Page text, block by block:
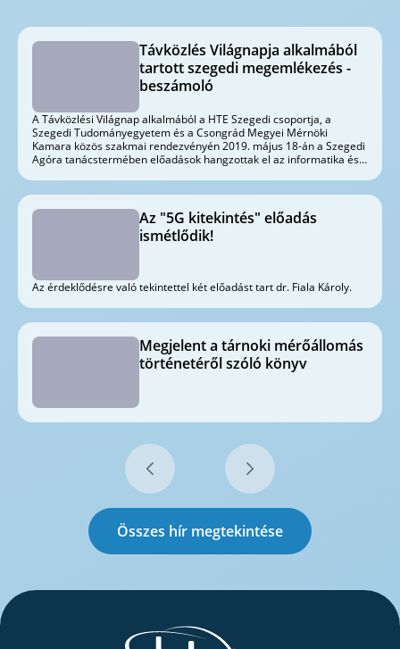
Távközlés Világnapja alkalmából
tartott szegedi megemlékezés -
beszámoló
A Távközlési Világnap alkalmából a HTE Szegedi csoportja, a
Szegedi Tudományegyetem és a Csongrád Megyei Mérnöki
Kamara közös szakmai rendezvényén 2019. május 18-án a Szegedi
Agóra tanácstermében előadások hangzottak el az informatika és a
Az "5G kitekintés" előadás
ismétlődik!
Az érdeklődésre való tekintettel két előadást tart dr. Fiala Károly.
Megjelent a tárnoki mérőállomás
történetéről szóló könyv
Összes hír megtekintése